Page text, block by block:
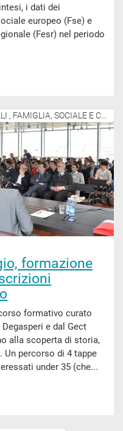
i dati dei
europeo (Fse) e
(Fesr) nel periodo
formazione
formativo curato
e dal Gect
alla scoperta di storia,
percorso di 4 tappe
under 35 (che...